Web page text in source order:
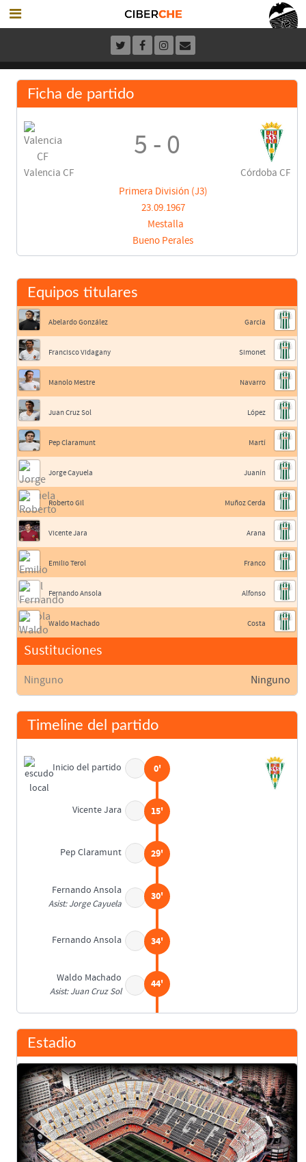
Ficha de partido
Valencia CF
5 - 0
Córdoba CF
Primera División (J3)
23.09.1967
Mestalla
Bueno Perales
Equipos titulares
Abelardo González
Francisco Vidagany
Manolo Mestre
Juan Cruz Sol
Pep Claramunt
Jorge Cayuela
Roberto Gil
Vicente Jara
Emilio Terol
Fernando Ansola
Waldo Machado
Sustituciones
Ninguno
García
Simonet
Navarro
López
Martí
Juanín
Muñoz Cerda
Arana
Franco
Alfonso
Costa
Ninguno
Timeline del partido
Inicio del partido 0'
Vicente Jara 15'
Pep Claramunt 29'
Fernando Ansola
Asist: Jorge Cayuela
30'
Fernando Ansola 34'
Waldo Machado
Asist: Juan Cruz Sol
44'
Descanso 45'
Final del partido 90'
Estadio